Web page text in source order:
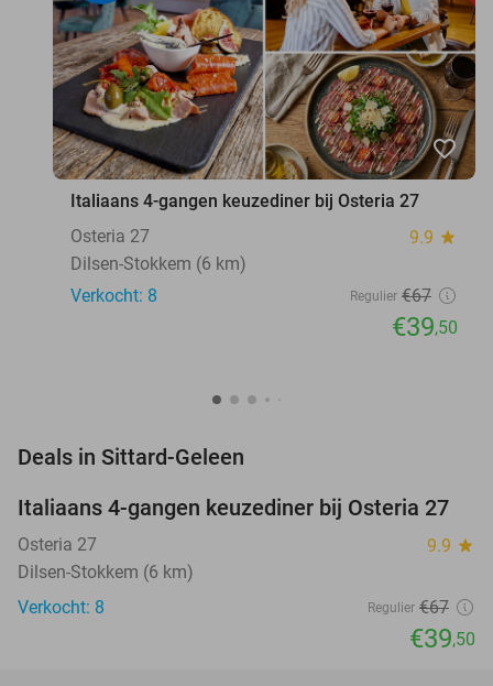
favorite_border
Italiaans 4-gangen keuzediner bij Osteria 27
Osteria 27
9.9 star
Dilsen-Stokkem (6 km)
Verkocht: 8
Regulier €67
€39,50
Deals in Sittard-Geleen
41%
TODAY
Italiaans 4-gangen keuzediner bij Osteria 27
Osteria 27 9.9 star
Dilsen-Stokkem (6 km)
Verkocht: 8
Regulier €67
€39,50